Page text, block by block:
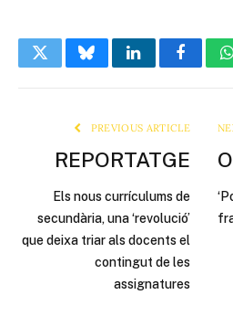
TwitterBlueskyLinkedIn
PREVIOUS ARTICLE
REPORTATGE
Els nous currículums de
secundària, una ‘revolució’
que deixa triar als docents el
contingut de les
assignatures